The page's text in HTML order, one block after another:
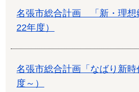
名張市総合計画 「新・理想
22年度）
名張市総合計画「なばり新
度～）